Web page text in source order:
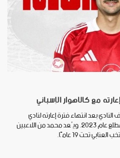
مع كالاهوار الإسباني
بعد انتهاء فترة إعارته لنادي
كالاهوار الإسباني، والذي انضم إليه مطلع عام 2023. ويُعد محمد من اللاعبين
تحت 19 عامًا.